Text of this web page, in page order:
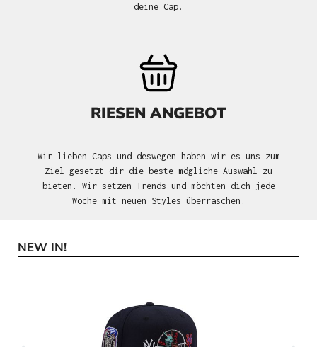
deine Cap.
RIESEN ANGEBOT
Wir lieben Caps und deswegen haben wir es uns zum
Ziel gesetzt dir die beste mögliche Auswahl zu
bieten. Wir setzen Trends und möchten dich jede
Woche mit neuen Styles überraschen.
Produktgalerie überspringen
NEW IN!